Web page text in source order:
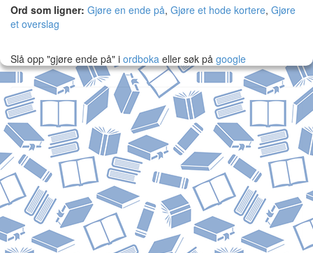
Ord som ligner: Gjøre en ende på, Gjøre et hode kortere, Gjøre
et overslag
Slå opp "gjøre ende på" i ordboka eller søk på google